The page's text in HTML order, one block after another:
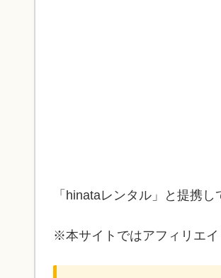
「hinataレンタル」と提携
※本サイトではアフィリエイ